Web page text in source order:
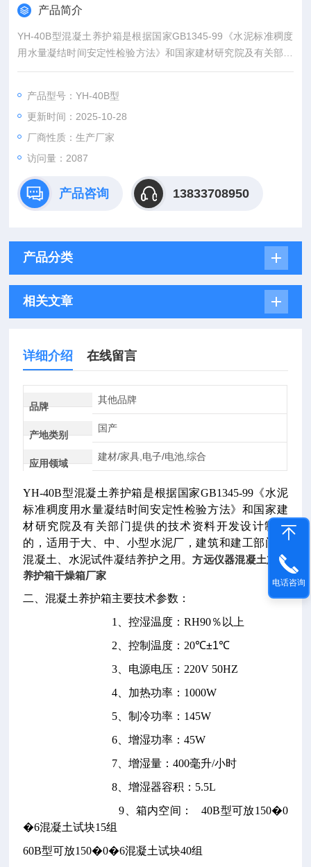
产品简介
YH-40B型混凝土养护箱是根据国家GB1345-99《水泥标准稠度
用水量凝结时间安定性检验方法》和国家建材研究院及有关部门
提供的技术资料开发设计制造的，适用于大、中、小型水泥厂，
凝土加速养护箱干燥箱厂家
产品型号：YH-40B型
更新时间：2025-10-28
厂商性质：生产厂家
访问量：2087
产品咨询 13833708950
产品分类
相关文章
详细介绍 在线留言
品牌
其他品牌
产地类别
国产
应用领域
建材/家具,电子/电池,综合
YH-40B型混凝土养护箱是根据国家GB1345-99《水泥
标准稠度用水量凝结时间安定性检验方法》和国家建
材研究院及有关部门提供的技术资料开发设计制造
的，适用于大、中、小型水泥厂，建筑和建工部门做
混凝土、水泥试件凝结养护之用。方远仪器混凝土加速
养护箱干燥箱厂家
二、混凝土养护箱主要技术参数：
1
、控湿温度：RH90％以上
2 、控制温度： 20℃±1℃
3 、电源电压： 220V 50HZ
4 、加热功率： 1000W
5 、制冷功率： 145W
6 、增湿功率：45W
7 、增湿量：400毫升/小时
8 、增湿器容积： 5.5L
9 、箱内空间： 40B型可放150�0
�6混凝土试块15组
60B型可放150�0�6混凝土试块40组
电话咨询